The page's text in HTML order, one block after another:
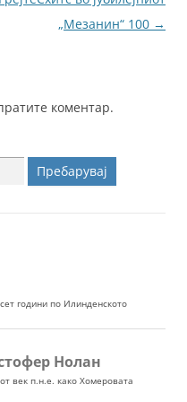
„Мезанин“ 100 →
коментар.